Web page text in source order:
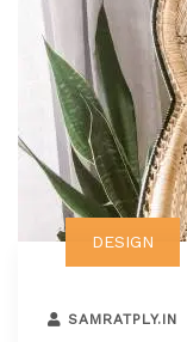
DESIGN
SAMRATPLY.IN